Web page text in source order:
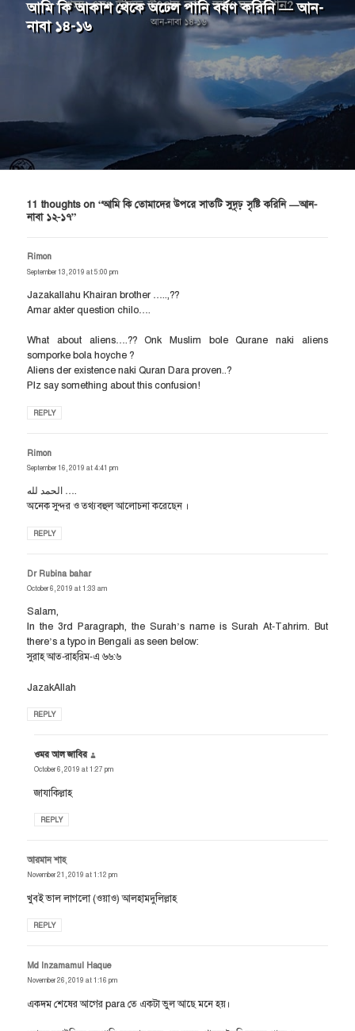
Next
post:
আমি কি আকাশ থেকে অঢেল পানি বর্ষণ করিনি — আন-
নাবা ১৪-১৬